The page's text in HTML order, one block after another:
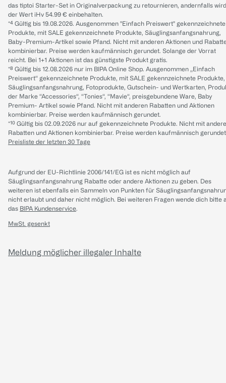
das tiptoi Starter-Set in Originalverpackung zu retournieren, andernfalls wird
der Wert iHv 54.99 € einbehalten.
*⁴ Gültig bis 19.08.2026. Ausgenommen "Einfach Preiswert" gekennzeichnete
Produkte, mit SALE gekennzeichnete Produkte, Säuglingsanfangsnahrung,
Baby-Premium-Artikel sowie Pfand. Nicht mit anderen Aktionen und
kombinierbar. Preise werden kaufmännisch gerundet. Solange der Vorrat
reicht. Bei 1+1 Aktionen ist das günstigste Produkt gratis.
*⁸ Gültig bis 12.08.2026 nur im BIPA Online Shop. Ausgenommen „Einfach
Preiswert“ gekennzeichnete Produkte, mit SALE gekennzeichnete Produkte,
Säuglingsanfangsnahrung, Fotoprodukte, Gutschein- und Wertkarten,
der Marke “Accessories“, “Tonies“, “Mavie“, preisgebundene Ware, Baby
Premium- Artikel sowie Pfand. Nicht mit anderen Rabatten und Aktionen
kombinierbar. Preise werden kaufmännisch gerundet.
*¹⁰ Gültig bis 02.09.2026 nur auf gekennzeichnete Produkte. Nicht mit
Rabatten und Aktionen kombinierbar. Preise werden kaufmännisch
Preisliste der letzten 30 Tage
Aufgrund der EU-Richtlinie 2006/141/EG ist es nicht möglich auf
Säuglingsanfangsnahrung Rabatte oder andere Aktionen zu geben. Des
weiteren ist ebenfalls ein Sammeln von Punkten für
nicht erlaubt und daher nicht möglich. Bei weiteren Fragen wende dich bitte
das BIPA Kundenservice.
MwSt. gesenkt
Meldung möglicher illegaler Inhalte